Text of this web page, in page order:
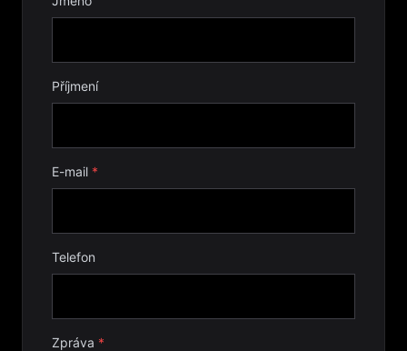
Příjmení
E-mail *
Telefon
Zpráva *